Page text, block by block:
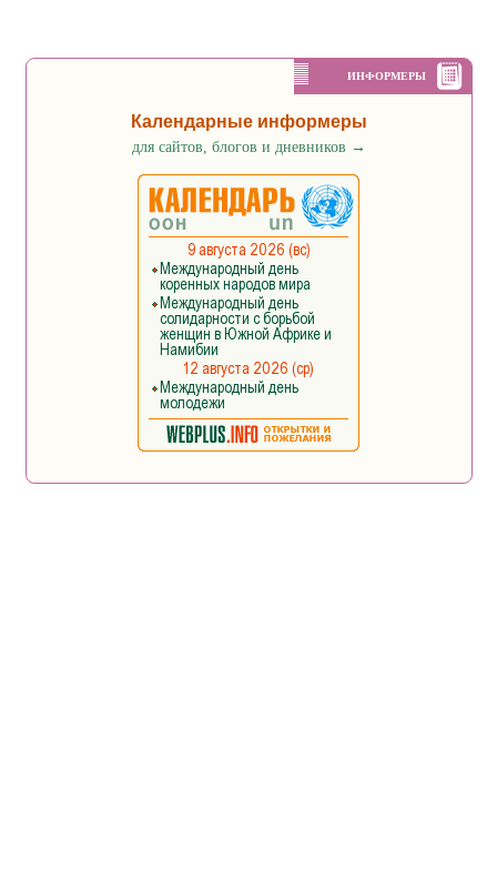
ИНФОРМЕРЫ
Календарные информеры
для сайтов, блогов и дневников →